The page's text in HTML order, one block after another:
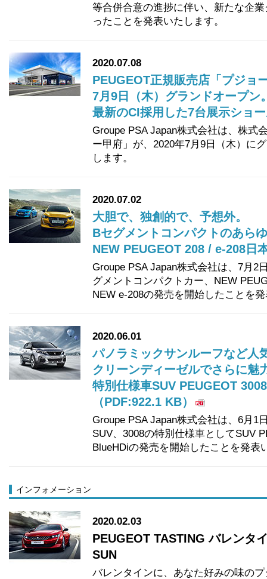
等合併合意の進捗に伴い、新たな企
ったことを発表いたします。
2020.07.08
PEUGEOT正規販売店「プジョ
7月9日（木）グランドオープン
最新のCI採用した7台展示ショ
Groupe PSA Japan株式会社は、株式
ー甲府」が、2020年7月9日（木）に
します。
2020.07.02
大胆で、独創的で、予想外。
Bセグメントコンパクトのあら
NEW PEUGEOT 208 / e-208日
Groupe PSA Japan株式会社は、7月2
グメントコンパクトカー、NEW
NEW e-208の発売を開始したことを
2020.06.01
パノラミックサンルーフなど人
クリーンディーゼルでさらに魅
特別仕様車SUV PEUGEOT
（PDF:922.1 KB）
Groupe PSA Japan株式会社は、6月1
SUV、3008の特別仕様車としてSUV
BlueHDiの発売を開始したことを発表
インフォメーション
2020.02.03
PEUGEOT TASTING バレンタ
SUN
バレンタインに、あなた好みの味の